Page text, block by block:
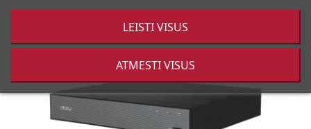
ATMESTI VISUS
LEISTI VISUS